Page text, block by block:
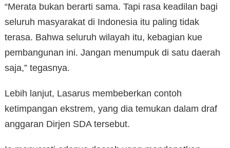
“Merata bukan berarti sama. Tapi rasa keadilan bagi
seluruh masyarakat di Indonesia itu paling tidak
terasa. Bahwa seluruh wilayah itu, kebagian kue
pembangunan ini. Jangan menumpuk di satu daerah
saja,” tegasnya.
Lebih lanjut, Lasarus membeberkan contoh
ketimpangan ekstrem, yang dia temukan dalam draf
anggaran Dirjen SDA tersebut.